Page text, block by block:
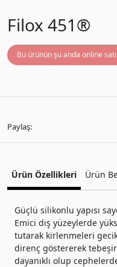
Filox 451®
Bu ürünün şu anda online
Paylaş:
Ürün Özellikleri Ürün
Güçlü silikonlu yapısı
Emici dış yüzeylerde
tutarak kirlenmeleri
direnç göstererek
dayanıklı olup